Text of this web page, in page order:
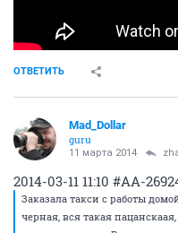
ОТВЕТИТЬ
Mad_Dollar
guru
11 марта 2014
2014-03-11 11:10 #AA-
Заказала такси с работы
черная, вся такая